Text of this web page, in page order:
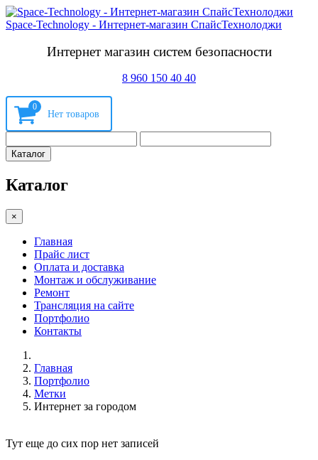
Space-Technology - Интернет-магазин СпайсТехнолоджи
Интернет магазин систем безопасности
8 960 150 40 40
0
Каталог
Каталог
×
Главная
Прайс лист
Оплата и доставка
Монтаж и обслуживание
Ремонт
Трансляция на сайте
Портфолио
Контакты
Главная
Портфолио
Метки
Интернет за городом
Тут еще до сих пор нет записей